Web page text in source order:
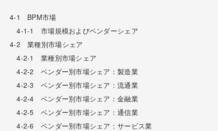
4-1 BPM市場
4-1-1 市場規模およびベンダーシェア
4-2 業種別市場シェア
4-2-1 業種別市場シェア
4-2-2 ベンダー別市場シェア：製造業
4-2-3 ベンダー別市場シェア：流通業
4-2-4 ベンダー別市場シェア：金融業
4-2-5 ベンダー別市場シェア：通信業
4-2-6 ベンダー別市場シェア：サービス業